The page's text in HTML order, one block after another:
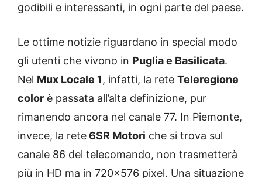
godibili e interessanti, in ogni parte del paese.
Le ottime notizie riguardano in special modo
gli utenti che vivono in Puglia e Basilicata.
Nel Mux Locale 1, infatti, la rete Teleregione
color è passata all’alta definizione, pur
rimanendo ancora nel canale 77. In Piemonte,
invece, la rete6SR Motori che si trova sul
canale 86 del telecomando, non trasmetterà
più in HD ma in 720×576 pixel. Una situazione